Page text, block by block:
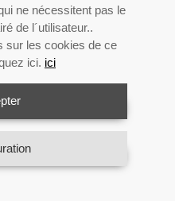
ne nécessitent pas le
de l´utilisateur..
sur les cookies de ce
ici. ici